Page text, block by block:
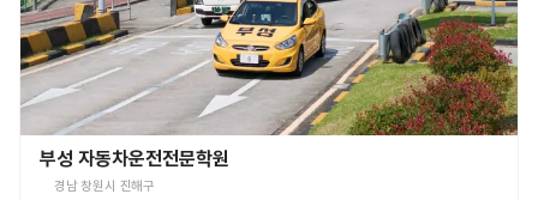
부성 자동차운전전문학원
경남 창원시 진해구